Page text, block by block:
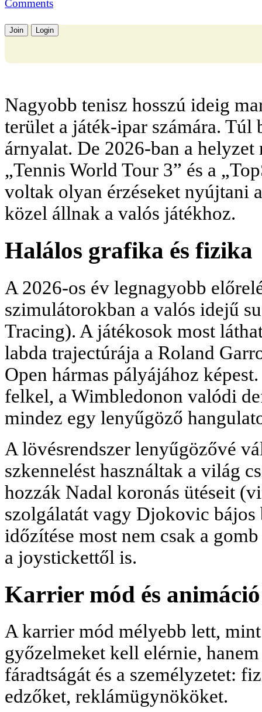
Comments
Join Login
Nagyobb tenisz hosszú ideig
terület a játék-ipar számára.
árnyalat. De 2026-ban a
„Tennis World Tour 3” és a
voltak olyan érzéseket nyújtani
közel állnak a valós játékhoz.
Halálos grafika és fizika
A 2026-os év legnagyobb
szimulátorokban a valós idejű
Tracing). A játékosok most
labda trajectúrája a Roland
Open hármas pályájához
felkel, a Wimbledonon valódi
mindez egy lenyűgöző
A lövésrendszer lenyűgözővé
szkennelést használtak a világ
hozzák Nadal koronás ütéseit
szolgálatát vagy Djokovic bájos
időzítése most nem csak a
a joystickettől is.
Karrier mód és animáció
A karrier mód mélyebb lett,
győzelmeket kell elérnie,
fáradtságát és a személyzetet:
edzőket, reklámügynököket.